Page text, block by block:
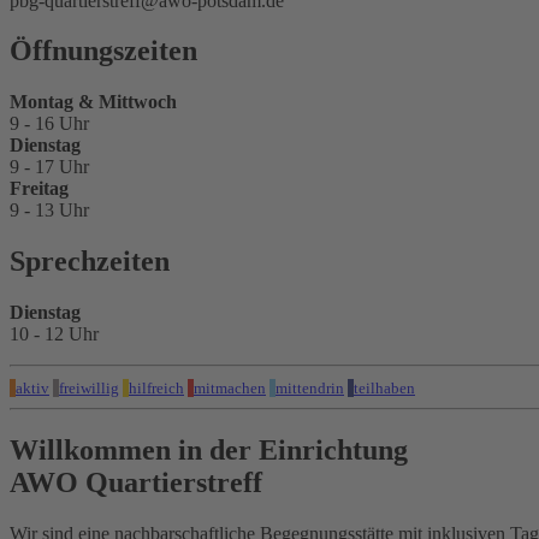
Öffnungszeiten
Montag & Mittwoch
9 - 16 Uhr
Dienstag
9 - 17 Uhr
Freitag
9 - 13 Uhr
Sprechzeiten
Dienstag
10 - 12 Uhr
aktiv freiwillig hilfreich mitmachen mittendrin teilhaben
Willkommen in der Einrichtung
AWO Quartierstreff
Wir sind eine nachbarschaftliche Begegnungsstätte mit inklusiven